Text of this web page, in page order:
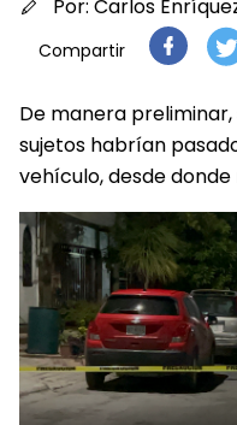
Por: Carlos
Compartir
De manera
sujetos habrían
vehículo, desde